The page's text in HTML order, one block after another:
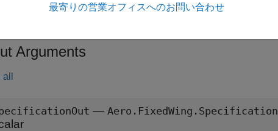
function handle
Arguments
— Aero.FixedWing.Specification
最寄りの営業オフィスへのお問い合わせ